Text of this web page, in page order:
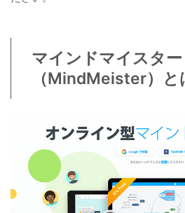
マインドマイスター
（MindMeister）と